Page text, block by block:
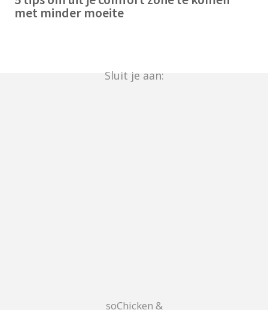
met minder moeite
Sluit je aan:
soChicken &